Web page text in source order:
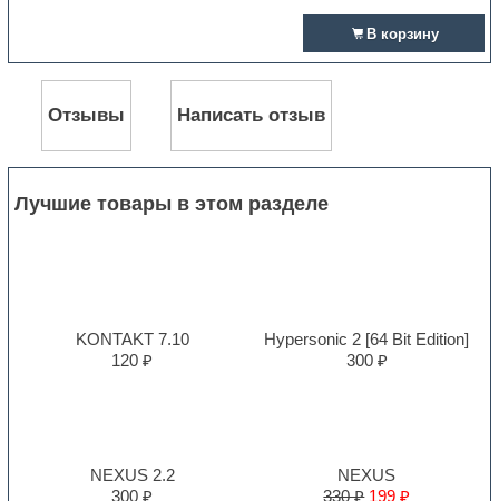
В корзину
Отзывы Написать отзыв
Лучшие товары в этом разделе
KONTAKT 7.10
120 ₽
Hypersonic 2 [64 Bit Edition]
300 ₽
NEXUS 2.2
300 ₽
NEXUS
330 ₽ 199 ₽